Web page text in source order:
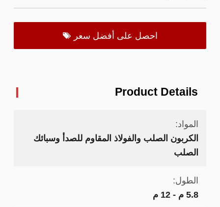
احصل على أفضل سعر
Product Details
المواد:
الكربون الصلب والفولاذ المقاوم للصدأ وسبائك
الصلب
الطول:
5.8 م - 12 م